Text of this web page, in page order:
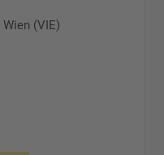
Wien (VIE)